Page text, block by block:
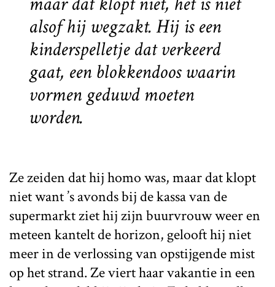
alsof hij wegzakt. Hij is een
kinderspelletje dat verkeerd
gaat, een blokkendoos waarin
vormen geduwd moeten
worden.
Ze zeiden dat hij homo was, maar dat klopt
niet want ’s avonds bij de kassa van de
supermarkt ziet hij zijn buurvrouw weer en
meteen kantelt de horizon, gelooft hij niet
meer in de verlossing van opstijgende mist
op het strand. Ze viert haar vakantie in een